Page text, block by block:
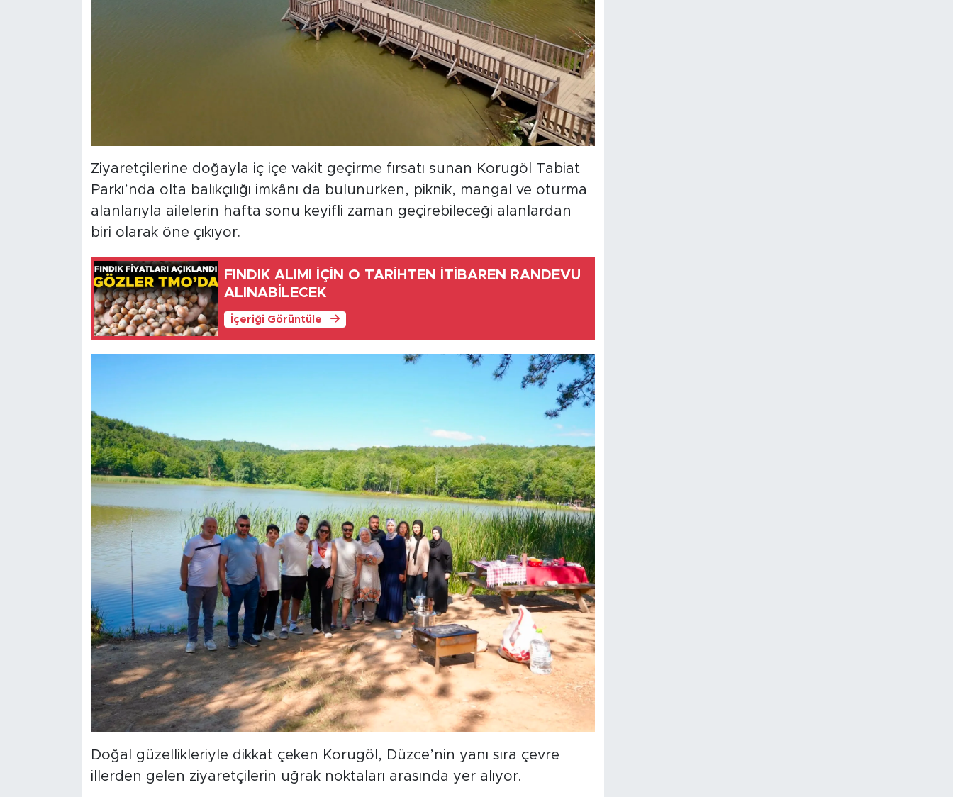
Ziyaretçilerine doğayla iç içe vakit geçirme fırsatı sunan Korugöl Tabiat
Parkı’nda olta balıkçılığı imkânı da bulunurken, piknik, mangal ve oturma
alanlarıyla ailelerin hafta sonu keyifli zaman geçirebileceği alanlardan
biri olarak öne çıkıyor.
FINDIK ALIMI İÇİN O TARİHTEN İTİBAREN RANDEVU
ALINABİLECEK
İçeriği Görüntüle
Doğal güzellikleriyle dikkat çeken Korugöl, Düzce’nin yanı sıra çevre
illerden gelen ziyaretçilerin uğrak noktaları arasında yer alıyor.